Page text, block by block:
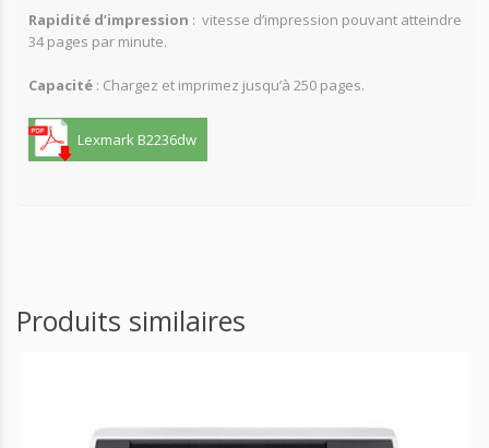
Rapidité d’impression : vitesse d’impression pouvant atteindre
34 pages par minute.
Capacité: Chargez et imprimez jusqu’à 250 pages.
Lexmark B2236dw
Produits similaires